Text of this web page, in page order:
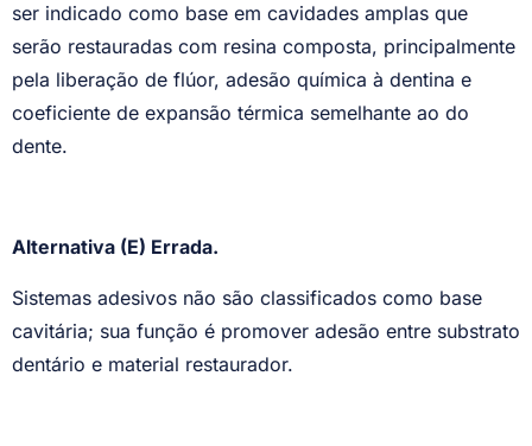
ser indicado como base em cavidades amplas que
serão restauradas com resina composta, principalmente
pela liberação de flúor, adesão química à dentina e
coeficiente de expansão térmica semelhante ao do
dente.
Alternativa (E) Errada.
Sistemas adesivos não são classificados como base
cavitária; sua função é promover adesão entre substrato
dentário e material restaurador.